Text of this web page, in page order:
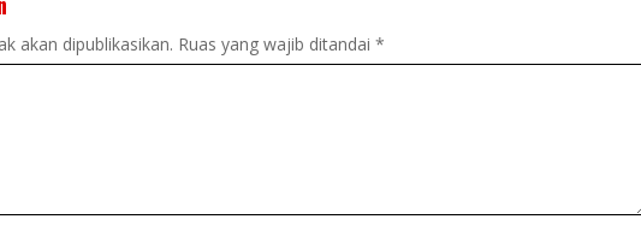
akan dipublikasikan. Ruas yang wajib ditandai *